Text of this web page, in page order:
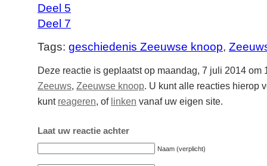
Deel 5
Deel 7
Tags: geschiedenis Zeeuwse knoop,
Deze reactie is geplaatst op maandag, 7 juli 2014
Zeeuws, Zeeuwse knoop. U kunt alle reacties hierop
kunt reageren, of linken vanaf uw eigen site.
Laat uw reactie achter
Naam (verplicht)